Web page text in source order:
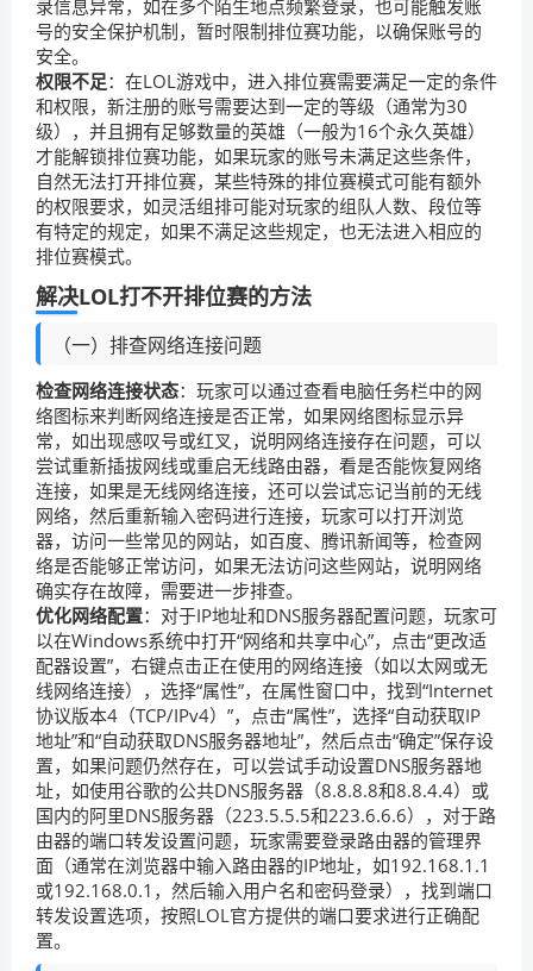
录信息异常，如在多个陌生地点频繁登录，也可能触发账
号的安全保护机制，暂时限制排位赛功能，以确保账号的
安全。
权限不足：在LOL游戏中，进入排位赛需要满足一定的条件
和权限，新注册的账号需要达到一定的等级（通常为30
级），并且拥有足够数量的英雄（一般为16个永久英雄）
才能解锁排位赛功能，如果玩家的账号未满足这些条件，
自然无法打开排位赛，某些特殊的排位赛模式可能有额外
的权限要求，如灵活组排可能对玩家的组队人数、段位等
有特定的规定，如果不满足这些规定，也无法进入相应的
排位赛模式。
解决LOL打不开排位赛的方法
（一）排查网络连接问题
检查网络连接状态：玩家可以通过查看电脑任务栏中的网
络图标来判断网络连接是否正常，如果网络图标显示异
常，如出现感叹号或红叉，说明网络连接存在问题，可以
尝试重新插拔网线或重启无线路由器，看是否能恢复网络
连接，如果是无线网络连接，还可以尝试忘记当前的无线
网络，然后重新输入密码进行连接，玩家可以打开浏览
器，访问一些常见的网站，如百度、腾讯新闻等，检查网
络是否能够正常访问，如果无法访问这些网站，说明网络
确实存在故障，需要进一步排查。
优化网络配置：对于IP地址和DNS服务器配置问题，玩家可
以在Windows系统中打开“网络和共享中心”，点击“更改适
配器设置”，右键点击正在使用的网络连接（如以太网或无
线网络连接），选择“属性”，在属性窗口中，找到“Internet
协议版本4（TCP/IPv4）”，点击“属性”，选择“自动获取IP
地址”和“自动获取DNS服务器地址”，然后点击“确定”保存设
置，如果问题仍然存在，可以尝试手动设置DNS服务器地
址，如使用谷歌的公共DNS服务器（8.8.8.8和8.8.4.4）或
国内的阿里DNS服务器（223.5.5.5和223.6.6.6），对于路
由器的端口转发设置问题，玩家需要登录路由器的管理界
面（通常在浏览器中输入路由器的IP地址，如192.168.1.1
或192.168.0.1，然后输入用户名和密码登录），找到端口
转发设置选项，按照LOL官方提供的端口要求进行正确配
置。